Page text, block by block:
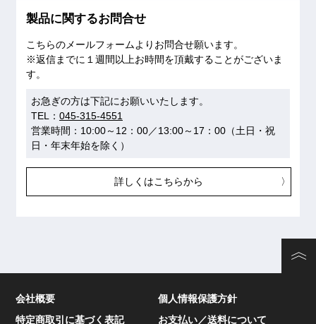
製品に関するお問合せ
こちらのメールフォームよりお問合せ願います。
※返信までに１週間以上お時間を頂戴することがございま
す。
お急ぎの方は下記にお願いいたします。
TEL： 045-315-4551
営業時間：10:00～12：00／13:00～17：00（土日・祝
日・年末年始を除く）
詳しくはこちらから
会社概要
個人情報保護方針
特定商取引に基づく表記
お支払い／送料について